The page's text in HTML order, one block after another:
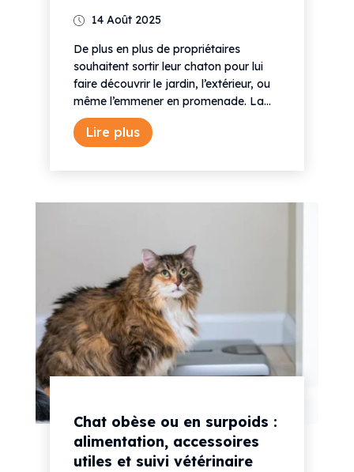
14 Août 2025
De plus en plus de propriétaires
souhaitent sortir leur chaton pour lui
faire découvrir le jardin, l’extérieur, ou
même l’emmener en promenade. La...
Lire plus
Chat obèse ou en surpoids :
alimentation, accessoires
utiles et suivi vétérinaire